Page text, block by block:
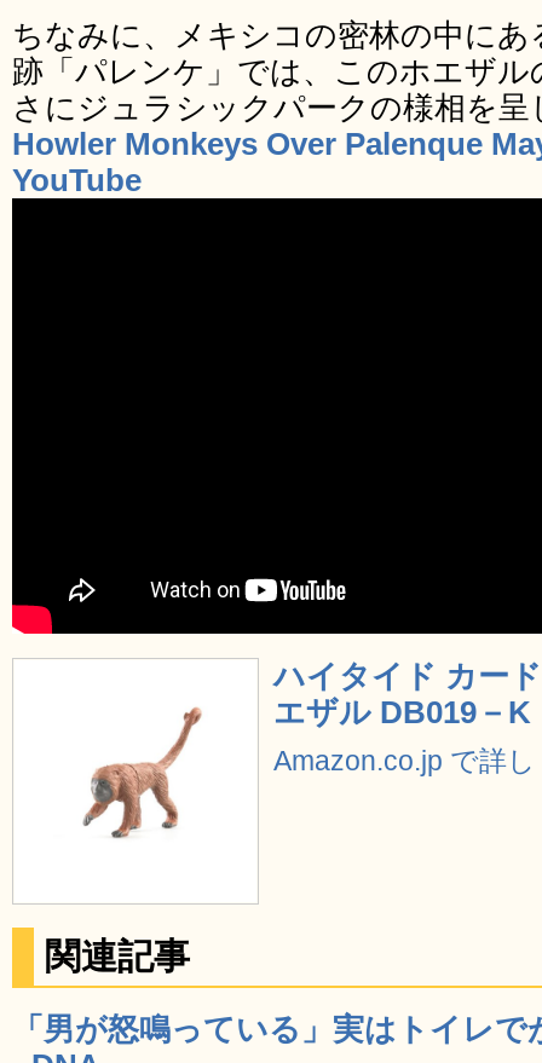
ちなみに、メキシコの密林の中に
跡「パレンケ」では、このホエザ
さにジュラシックパークの様相を呈
Howler Monkeys Over Palenque
YouTube
ハイタイド カー
エザル DB019－K
Amazon.co.jp で詳
関連記事
「男が怒鳴っている」実はトイレ